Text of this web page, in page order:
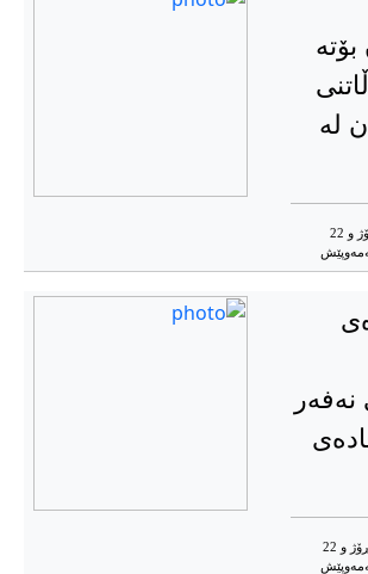
لە
6 ساڵ و 6 مانگ و 8 ڕۆژ و 22
6 ساڵ و 6 مانگ و 10 ڕۆژ و 22